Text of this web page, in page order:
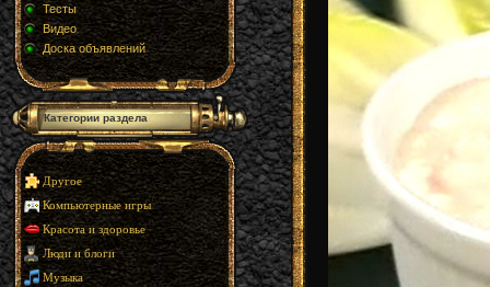
Тесты
Видео
Доска объявлений
Категории раздела
Другое
Компьютерные игры
Красота и здоровье
Люди и блоги
Музыка